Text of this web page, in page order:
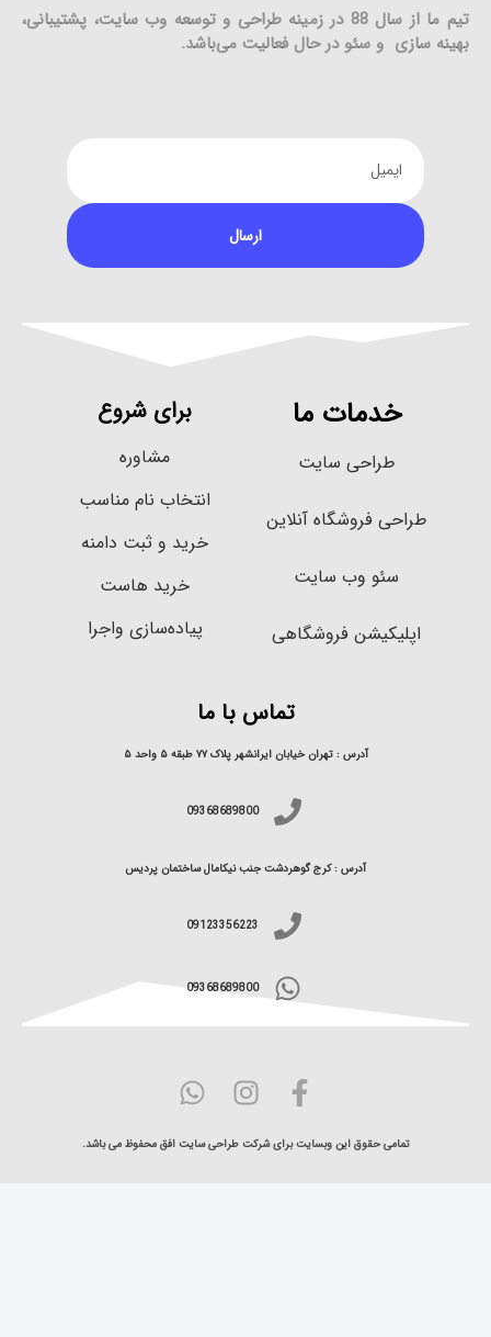
تیم ما از سال 88 در زمینه طراحی و توسعه وب سایت، پشتیبانی،
بهینه سازی و سئو در حال فعالیت می‌باشد.
ارسال
خدمات ما
طراحی سایت
طراحی فروشگاه آنلاین
سئو وب سایت
اپلیکیشن فروشگاهی
برای شروع
مشاوره
انتخاب نام مناسب
خرید و ثبت دامنه
خرید هاست
پیاده‌سازی واجرا
تماس با ما
آدرس : تهران خیابان ایرانشهر پلاک ۷۷ طبقه ۵ واحد ۵
09368689800
آدرس : کرج گوهردشت جنب نیکامال ساختمان پردیس
09123356223
09368689800
تمامی حقوق این وبسایت برای شرکت طراحی سایت افق محفوظ می باشد.